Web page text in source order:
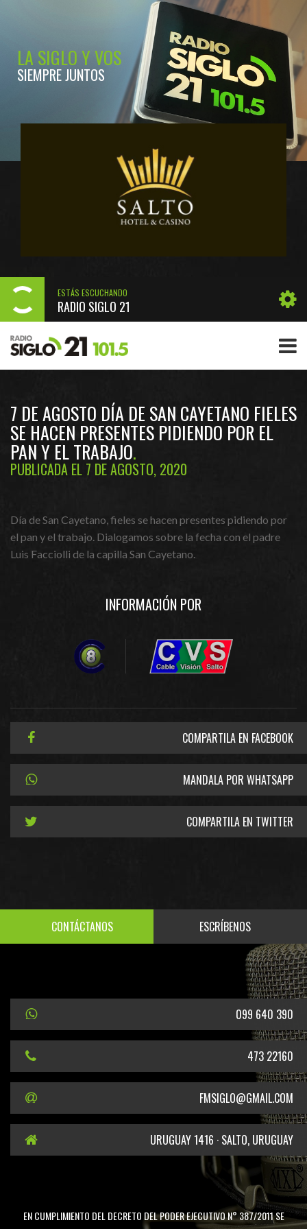
LA SIGLO Y VOS
SIEMPRE JUNTOS
ESTÁS ESCUCHANDO
RADIO SIGLO 21
7 DE AGOSTO DÍA DE SAN CAYETANO FIELES
SE HACEN PRESENTES PIDIENDO POR EL
PAN Y EL TRABAJO
PUBLICADA EL 7 DE AGOSTO, 2020
Día de San Cayetano, fieles se hacen presentes pidiendo por
el pan y el trabajo. Dialogamos sobre la fecha con el padre
Luis Facciolli de la capilla San Cayetano.
INFORMACIÓN POR
COMPARTILA EN FACEBOOK
MANDALA POR WHATSAPP
COMPARTILA EN TWITTER
CONTÁCTANOS ESCRÍBENOS
099 640 390
473 22160
FMSIGLO@GMAIL.COM
URUGUAY 1416 · SALTO, URUGUAY
EN CUMPLIMIENTO DEL DECRETO DEL PODER EJECUTIVO N° 387/2011 SE